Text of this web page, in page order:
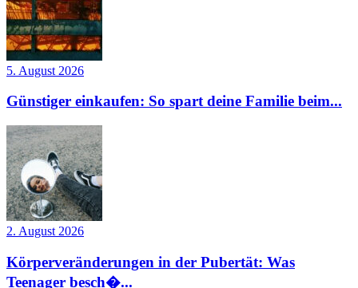
5. August 2026
Günstiger einkaufen: So spart deine Familie beim...
2. August 2026
Körperveränderungen in der Pubertät: Was
Teenager besch�...